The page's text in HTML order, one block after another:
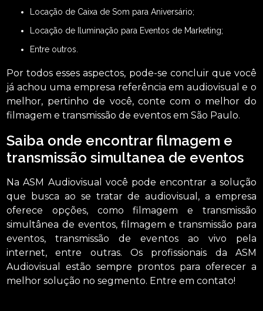
Locação de Caixa de Som para Aniversário;
Locação de Iluminação para Eventos de Marketing;
entre outros.
Por todos esses aspectos, pode-se concluir que você
já achou uma empresa referência em audiovisual e o
melhor, pertinho de você, conte com o melhor do
filmagem e transmissão de eventos em São Paulo.
Saiba onde encontrar filmagem e
transmissão simultanea de eventos
Na ASM Audiovisual você pode encontrar a solução
que busca ao se tratar de audiovisual, a empresa
oferece opções, como filmagem e transmissão
simultânea de eventos, filmagem e transmissão para
eventos, transmissão de eventos ao vivo pela
internet, entre outras. Os profissionais da ASM
Audiovisual estão sempre prontos para oferecer a
melhor solução no segmento. Entre em contato!